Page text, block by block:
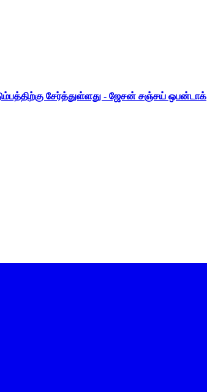
சேர்த்துள்ளது - ஜேசன் சஞ்சய் ஒபன்டாக்